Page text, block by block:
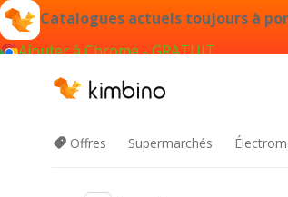
Catalogues actuels toujours à
Ajouter à Chrome - GRATUIT
Offres Supermarchés